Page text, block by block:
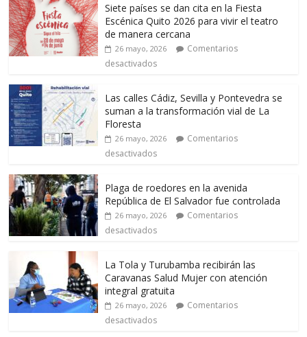
Siete países se dan cita en la Fiesta
Escénica Quito 2026 para vivir el teatro
de manera cercana
26 mayo, 2026
Comentarios
desactivados
Las calles Cádiz, Sevilla y Pontevedra se
suman a la transformación vial de La
Floresta
26 mayo, 2026
Comentarios
desactivados
Plaga de roedores en la avenida
República de El Salvador fue controlada
26 mayo, 2026
Comentarios
desactivados
La Tola y Turubamba recibirán las
Caravanas Salud Mujer con atención
integral gratuita
26 mayo, 2026
Comentarios
desactivados